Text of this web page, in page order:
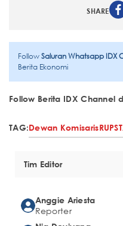
SHARE
FollowSaluran Whatsapp IDX
Berita Ekonomi
Follow Berita IDX Channel
TAG:Dewan KomisarisRUPST
Tim Editor
Anggie Ariesta
Reporter